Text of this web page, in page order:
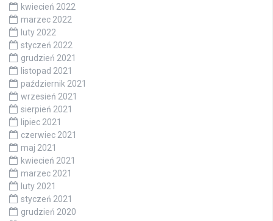
kwiecień 2022
marzec 2022
luty 2022
styczeń 2022
grudzień 2021
listopad 2021
październik 2021
wrzesień 2021
sierpień 2021
lipiec 2021
czerwiec 2021
maj 2021
kwiecień 2021
marzec 2021
luty 2021
styczeń 2021
grudzień 2020